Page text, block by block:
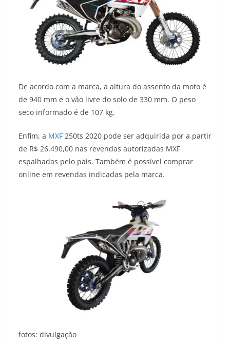
De acordo com a marca, a altura do assento da moto é
de 940 mm e o vão livre do solo de 330 mm. O peso
seco informado é de 107 kg.
Enfim, a MXF 250ts 2020 pode ser adquirida por a partir
de R$ 26.490,00 nas revendas autorizadas MXF
espalhadas pelo país. Também é possível comprar
online em revendas indicadas pela marca.
fotos: divulgação